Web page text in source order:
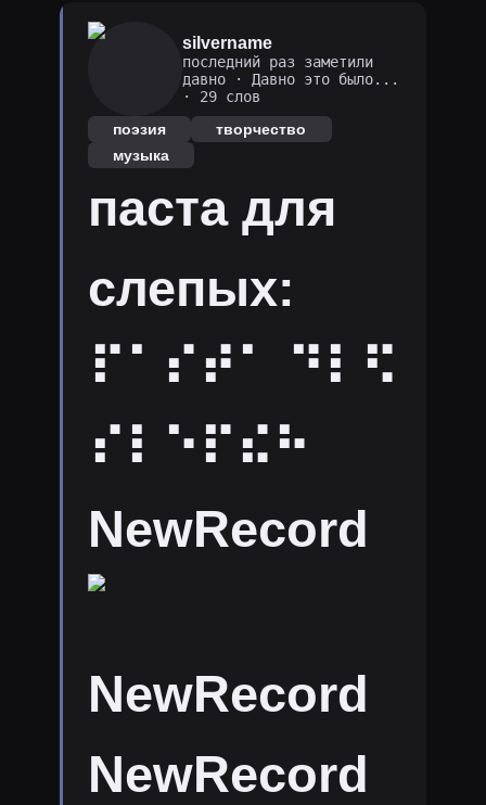
silvername
последний раз заметили
давно·
Давно это было...
· 29 слов
поэзия
творчество
музыка
паста для
слепых:
⠏⠁⠎⠞⠁ ⠙⠇⠫
⠎⠇⠑⠏⠮⠓
NewRecord
NewRecord
NewRecord